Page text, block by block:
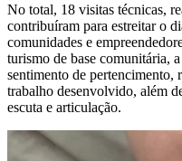
No total, 18 visitas técnicas,
contribuíram para estreitar o
comunidades e
turismo de base comunitária,
sentimento de pertencimento,
trabalho desenvolvido, além
escuta e articulação.